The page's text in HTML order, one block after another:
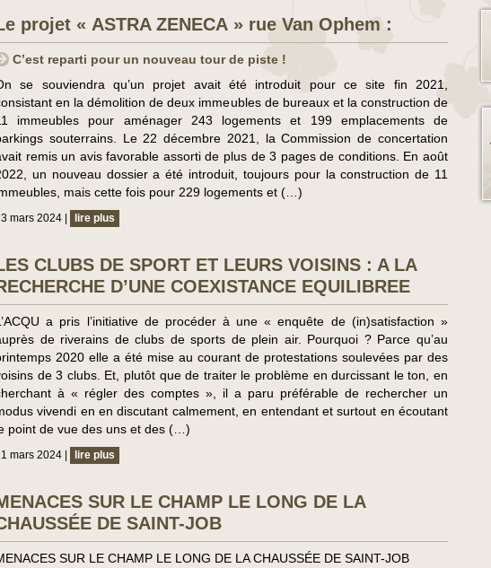
projet « ASTRA ZENECA » rue Van Ophem :
C’est reparti pour un nouveau tour de piste !
se souviendra qu’un projet avait été introduit pour ce site fin 2021,
en la démolition de deux immeubles de bureaux et la construction de
immeubles pour aménager 243 logements et 199 emplacements de
souterrains. Le 22 décembre 2021, la Commission de concertation
remis un avis favorable assorti de plus de 3 pages de conditions. En août
un nouveau dossier a été introduit, toujours pour la construction de 11
mais cette fois pour 229 logements et (…)
mars 2024 | lire plus
CLUBS DE SPORT ET LEURS VOISINS : A LA
D’UNE COEXISTANCE EQUILIBREE
a pris l’initiative de procéder à une « enquête de (in)satisfaction »
de riverains de clubs de sports de plein air. Pourquoi ? Parce qu’au
2020 elle a été mise au courant de protestations soulevées par des
de 3 clubs. Et, plutôt que de traiter le problème en durcissant le ton, en
à « régler des comptes », il a paru préférable de rechercher un
vivendi en en discutant calmement, en entendant et surtout en écoutant
point de vue des uns et des (…)
mars 2024 | lire plus
SUR LE CHAMP LE LONG DE LA
DE SAINT-JOB
SUR LE CHAMP LE LONG DE LA CHAUSSÉE DE SAINT-JOB